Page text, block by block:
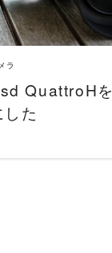
ラ
QuattroH
た